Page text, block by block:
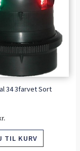
34 3farvet Sort
TIL KURV